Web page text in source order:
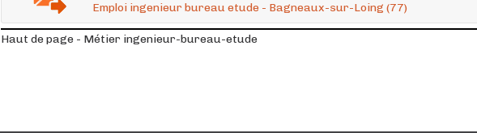
Emploi ingenieur bureau etude - Bagneaux-sur-Loing (77)
Haut de page - Métier ingenieur-bureau-etude